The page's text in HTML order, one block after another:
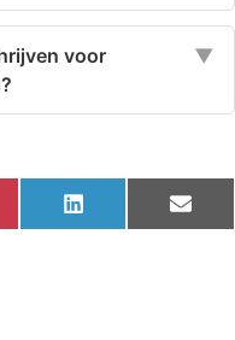
voor
▼
LinkedIn